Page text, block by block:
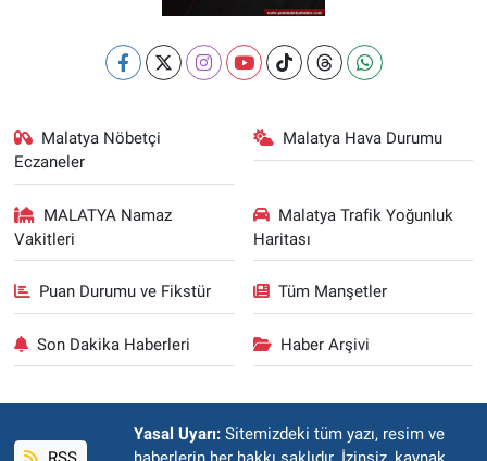
Malatya Nöbetçi
Eczaneler
Malatya Hava Durumu
MALATYA Namaz
Vakitleri
Malatya Trafik Yoğunluk
Haritası
Puan Durumu ve Fikstür Tüm Manşetler
Son Dakika Haberleri Haber Arşivi
Yasal Uyarı: Sitemizdeki tüm yazı, resim ve